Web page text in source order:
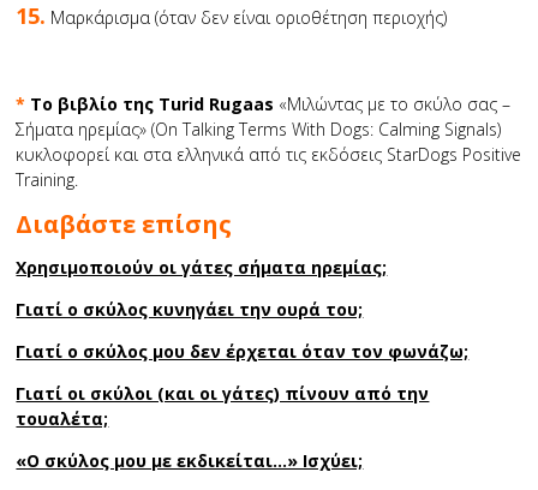
15. Mαρκάρισμα (όταν δεν είναι οριοθέτηση περιοχής)
* Το βιβλίο της Turid Rugaas «Μιλώντας με το σκύλο σας –
Σήματα ηρεμίας» (On Talking Terms With Dogs: Calming Signals)
κυκλοφορεί και στα ελληνικά από τις εκδόσεις StarDogs Positive
Training.
Διαβάστε επίσης
Χρησιμοποιούν οι γάτες σήματα ηρεμίας;
Γιατί ο σκύλος κυνηγάει την ουρά του;
Γιατί ο σκύλος μου δεν έρχεται όταν τον φωνάζω;
Γιατί οι σκύλοι (και οι γάτες) πίνουν από την
τουαλέτα;
«Ο σκύλος μου με εκδικείται…» Ισχύει;